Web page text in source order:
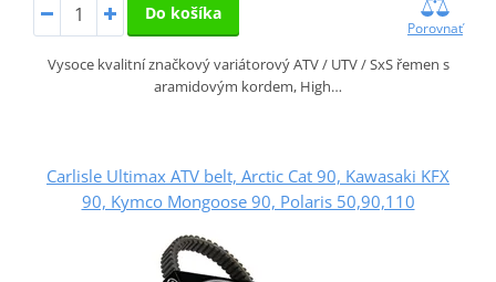
Do košíka
Porovnať
Vysoce kvalitní značkový variátorový ATV / UTV / SxS řemen s
aramidovým kordem, High…
Carlisle Ultimax ATV belt, Arctic Cat 90, Kawasaki KFX
90, Kymco Mongoose 90, Polaris 50,90,110